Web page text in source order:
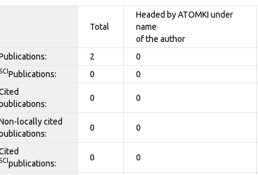
Total
Headed by ATOMKI under
name
of the author
2 0
Publications: 0 0
0 0
locally cited
0 0
publications:
0 0